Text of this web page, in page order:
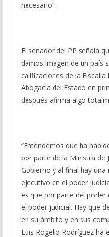
necesario”.
El senador del PP señala
damos imagen de un país
calificaciones de la Fiscalía
Abogacía del Estado en
después afirma algo
“Entendemos que ha
por parte de la Ministra de
Gobierno y al final hay una
ejecutivo en el poder
es que por parte del
el poder judicial. Hay que
en su ámbito y en sus
Luis Rogelio Rodríguez ha